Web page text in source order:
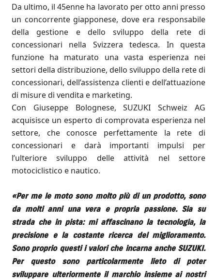
Da ultimo, il 45enne ha lavorato per otto anni presso
un concorrente giapponese, dove era responsabile
della gestione e dello sviluppo della rete di
concessionari nella Svizzera tedesca. In questa
funzione ha maturato una vasta esperienza nei
settori della distribuzione, dello sviluppo della rete di
concessionari, dell’assistenza clienti e dell’attuazione
di misure di vendita e marketing.
Con Giuseppe Bolognese, SUZUKI Schweiz AG
acquisisce un esperto di comprovata esperienza nel
settore, che conosce perfettamente la rete di
concessionari e darà importanti impulsi per
l’ulteriore sviluppo delle attività nel settore
motociclistico e nautico.
«Per me le moto sono molto più di un prodotto, sono
da molti anni una vera e propria passione. Sia su
strada che in pista: mi affascinano la tecnologia, la
precisione e la costante ricerca del miglioramento.
Sono proprio questi i valori che incarna anche SUZUKI.
Per questo sono particolarmente lieto di poter
sviluppare ulteriormente il marchio insieme ai nostri